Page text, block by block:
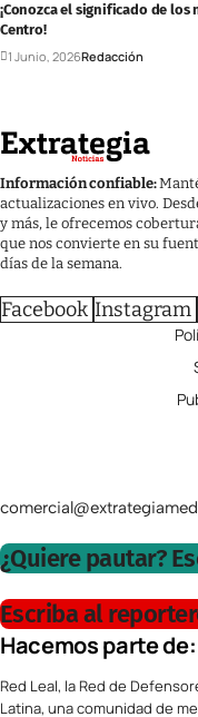
¡Conozca el significado de los
Centro!
1 Junio, 2026Redacción
Información confiable:
actualizaciones en vivo.
y más, le ofrecemos
que nos convierte en su
días de la semana.
Facebook Instagram
¿Quiere pautar?
Escriba al
Hacemos parte de:
Red Leal, la Red de
Latina, una comunidad de